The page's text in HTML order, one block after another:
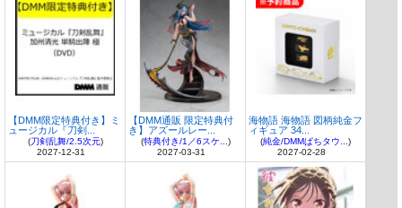
【DMM限定特典付き】ミ
ュージカル『刀剣...
(刀剣乱舞/2.5次元)
2027-12-31
【DMM通販 限定特典付
き】アズールレー...
(特典付き/1／6スケ...)
2027-03-31
海物語 海物語 図柄純金フ
ィギュア 34...
(純金/DMMぱちタウ...)
2027-02-28